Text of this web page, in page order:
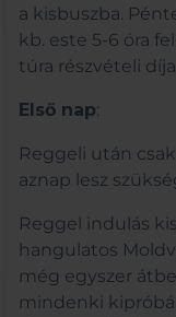
a kisbuszba.
kb. este 5-6 óra
túra részvételi
Első nap:
Reggeli után
aznap lesz
Reggel indulás
hangulatos
még egyszer
mindenki